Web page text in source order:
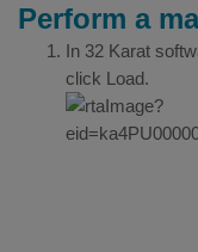
Perform a
In 32 Karat
click Load.